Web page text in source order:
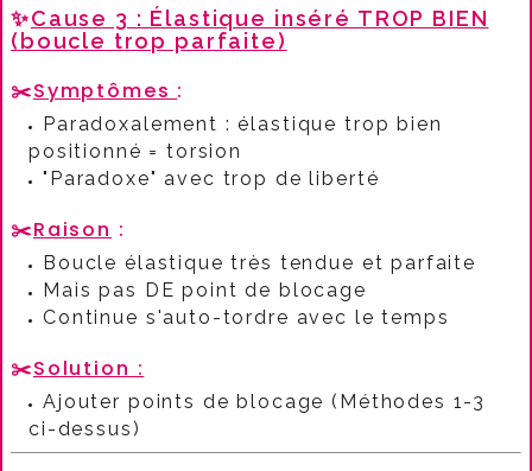
✨Cause 3 : Élastique inséré TROP BIEN
(boucle trop parfaite)
✂️Symptômes :​
Paradoxalement : élastique trop bien
positionné = torsion
"Paradoxe" avec trop de liberté
✂️Raison :​
Boucle élastique très tendue et parfaite
Mais pas DE point de blocage
Continue s'auto-tordre avec le temps
✂️Solution :
Ajouter points de blocage (Méthodes 1-3
ci-dessus)